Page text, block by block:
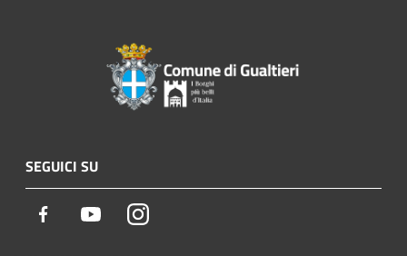
SEGUICI SU
Facebook YoutubeInstagram